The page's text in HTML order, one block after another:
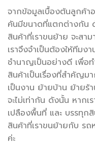
จากข้อมูลเบื้องต้นลูกค้า
คันมีขนาดที่แตกต่างกัน
สินค้าที่เราขนย้าย จะสา
เราจึงจำเป็นต้องให้ทีม
ชำนาญเป็นอย่างดี เพื่อท
สินค้าเป็นเรื่องที่สำคัญมา
เป็นงาน ย้ายบ้าน ย้ายร้
จะไม่เท่ากัน ดังนั้น หากเ
เปลืองพื้นที่ และ บรรทุก
สินค้าที่เราขนย้ายกับ ร
ค่ะ